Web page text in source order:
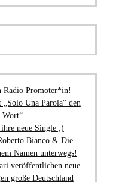
Radio Promoter*in!
Una Parola“ den
Wort“
neue Single ;)
Bianco & Die
Namen unterwegs!
veröffentlichen neue
große Deutschland